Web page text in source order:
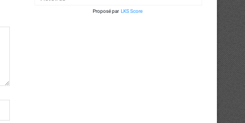
Proposé par LKS Score